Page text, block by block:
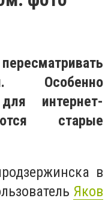
Особенно
интернет-
старые
в
Яков